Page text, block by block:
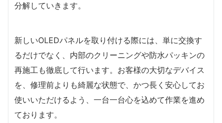
分解していきます。
新しいOLEDパネルを取り付ける際には、単に交換す
るだけでなく、内部のクリーニングや防水パッキンの
再施工も徹底して行います。お客様の大切なデバイス
を、修理前よりも綺麗な状態で、かつ長く安心してお
使いいただけるよう、一台一台心を込めて作業を進め
ております。